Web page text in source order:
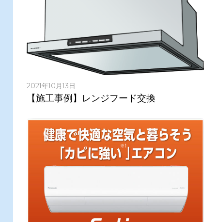
2021年10月13日
【施工事例】レンジフード交換